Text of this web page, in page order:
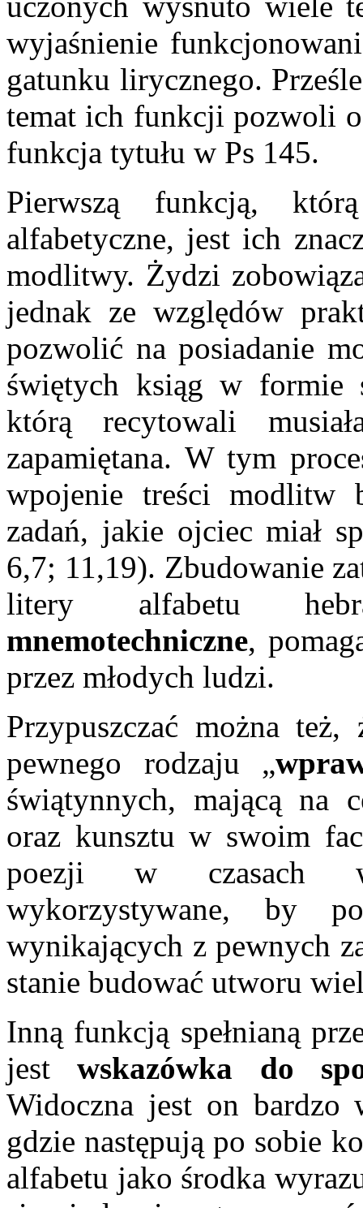
wyjaśnienie
gatunku lirycznego.
temat ich funkcji pozwoli
funkcja tytułu w Ps 145.
Pierwszą funkcją,
alfabetyczne, jest ich
modlitwy. Żydzi
jednak ze względów
pozwolić na posiadanie
świętych ksiąg w formie
którą recytowali
zapamiętana. W tym
wpojenie treści modlitw
zadań, jakie ojciec miał
6,7; 11,19). Zbudowanie
litery alfabetu
mnemotechniczne,
przez młodych ludzi.
Przypuszczać można też,
pewnego rodzaju „
świątynnych, mającą na
oraz kunsztu w swoim
poezji w czasach
wykorzystywane, by
wynikających z pewnych
stanie budować utworu
Inną funkcją spełnianą
jestwskazówka do
Widoczna jest on bardzo
gdzie następują po sobie
alfabetu jako środka